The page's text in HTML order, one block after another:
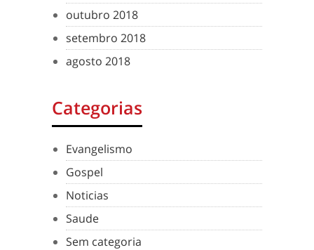
outubro 2018
setembro 2018
agosto 2018
Categorias
Evangelismo
Gospel
Noticias
Saude
Sem categoria